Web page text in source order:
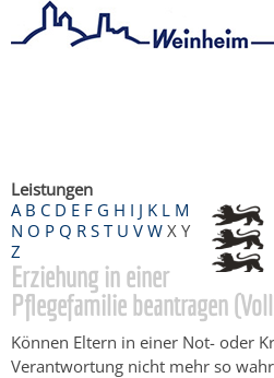
Leistungen
A B C D E F G H I J K L M
N O P Q R S T U V W X Y
Z
Erziehung in einer
Pflegefamilie beantragen
Können Eltern in einer Not- oder
Verantwortung nicht mehr so